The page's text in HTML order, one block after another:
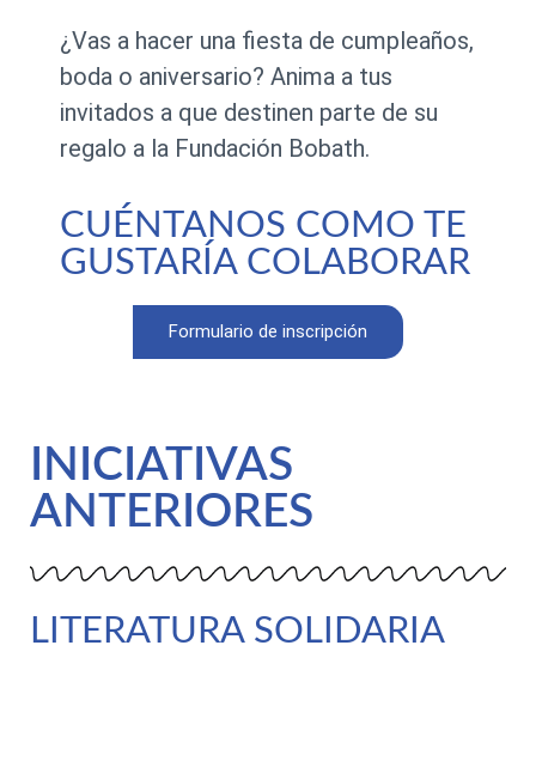
¿Vas a hacer una fiesta de cumpleaños,
boda o aniversario? Anima a tus
invitados a que destinen parte de su
regalo a la Fundación Bobath.
CUÉNTANOS COMO TE
GUSTARÍA COLABORAR
Formulario de inscripción
INICIATIVAS
ANTERIORES
LITERATURA SOLIDARIA